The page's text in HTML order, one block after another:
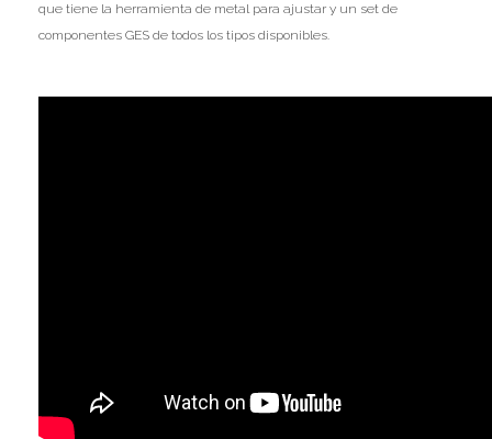
que tiene la herramienta de metal para ajustar y un set de
componentes GES de todos los tipos disponibles.